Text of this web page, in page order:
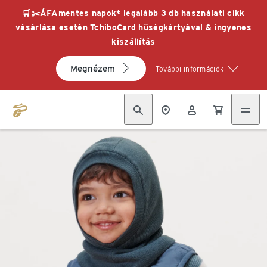
🛒✂️ÁFAmentes napok* legalább 3 db használati cikk
vásárlása esetén TchiboCard hűségkártyával & ingyenes
kiszállítás
Megnézem További információk